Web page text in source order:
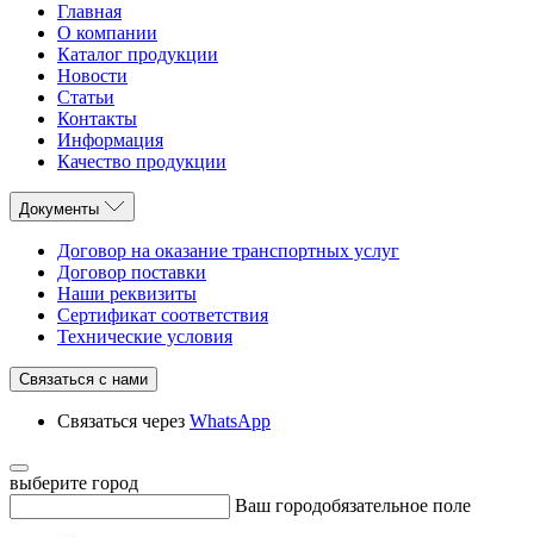
Главная
О компании
Каталог продукции
Новости
Статьи
Контакты
Информация
Качество продукции
Документы
Договор на оказание транспортных услуг
Договор поставки
Наши реквизиты
Сертификат соответствия
Технические условия
Связаться с нами
Связаться через WhatsApp
выберите город
Ваш городобязательное поле